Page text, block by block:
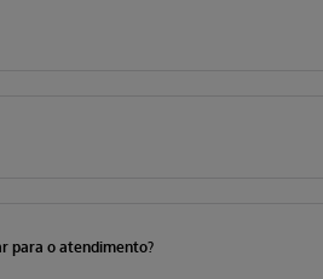
para o atendimento?